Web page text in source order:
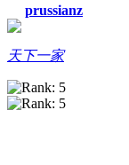
prussianz
天下一家